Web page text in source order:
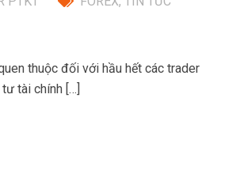
thuộc đối với hầu hết các trader
tài chính […]